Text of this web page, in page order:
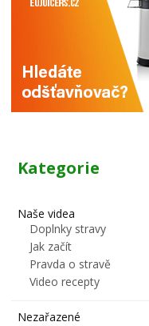
Kategorie
Naše videa
Doplnky stravy
Jak začít
Pravda o stravě
Video recepty
Nezařazené